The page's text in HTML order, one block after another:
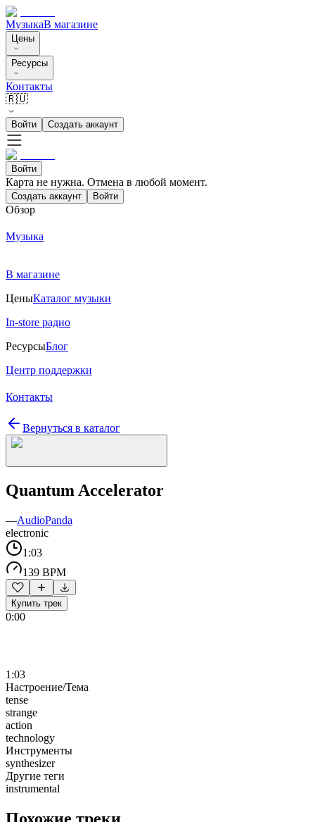
МузыкаВ магазине
Цены
Ресурсы
Контакты
🇷🇺
Войти Создать аккаунт
Войти
Карта не нужна. Отмена в любой момент.
Создать аккаунт Войти
Обзор
Музыка
В магазине
ЦеныКаталог музыки
In-store радио
РесурсыБлог
Центр поддержки
Контакты
Вернуться в каталог
Quantum Accelerator
—AudioPanda
electronic
1:03
139 BPM
Купить трек
0:00
1:03
Настроение/Тема
tense
strange
action
technology
Инструменты
synthesizer
Другие теги
instrumental
Похожие треки